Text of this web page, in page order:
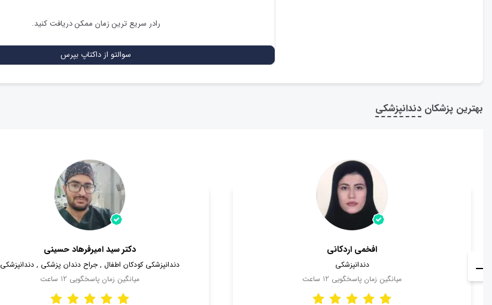
رادر سریع ترین زمان ممکن دریافت کنید.
سوالتو از داکتاپ بپرس
بهترین پزشکان دندانپزشکی
دکتر سید امیرفرهاد حسینی
دندانپزشکی کودکان اطفال , جراح دندان پزشکی , دندانپزشکی
میانگین زمان پاسخگویی 12 ساعت
افخمی اردكانی
دندانپزشکی
میانگین زمان پاسخگویی 12 ساعت